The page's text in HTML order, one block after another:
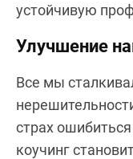
устойчивую
Улучшение
Все мы
страх
коучинг